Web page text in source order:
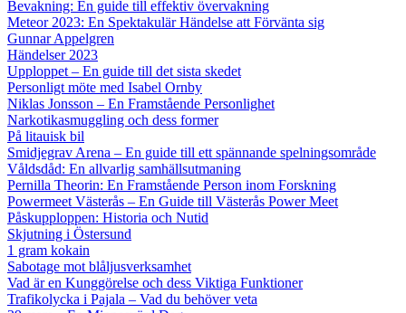
Bevakning: En guide till effektiv övervakning
Meteor 2023: En Spektakulär Händelse att Förvänta sig
Gunnar Appelgren
Händelser 2023
Upploppet – En guide till det sista skedet
Personligt möte med Isabel Ornby
Niklas Jonsson – En Framstående Personlighet
Narkotikasmuggling och dess former
På litauisk bil
Smidjegrav Arena – En guide till ett spännande spelningsområde
Våldsdåd: En allvarlig samhällsutmaning
Pernilla Theorin: En Framstående Person inom Forskning
Powermeet Västerås – En Guide till Västerås Power Meet
Påskupploppen: Historia och Nutid
Skjutning i Östersund
1 gram kokain
Sabotage mot blåljusverksamhet
Vad är en Kunggörelse och dess Viktiga Funktioner
Trafikolycka i Pajala – Vad du behöver veta